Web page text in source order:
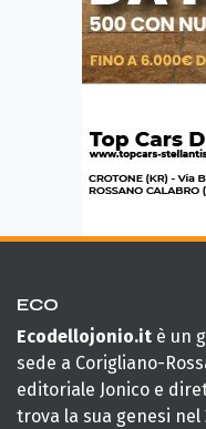
ECO
Ecodellojonio.it è un
sede a Corigliano-
editoriale Jonico e
trova la sua genesi nel